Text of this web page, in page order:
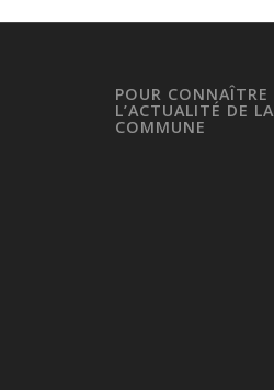
POUR CONNAÎTRE
L’ACTUALITÉ DE LA
COMMUNE